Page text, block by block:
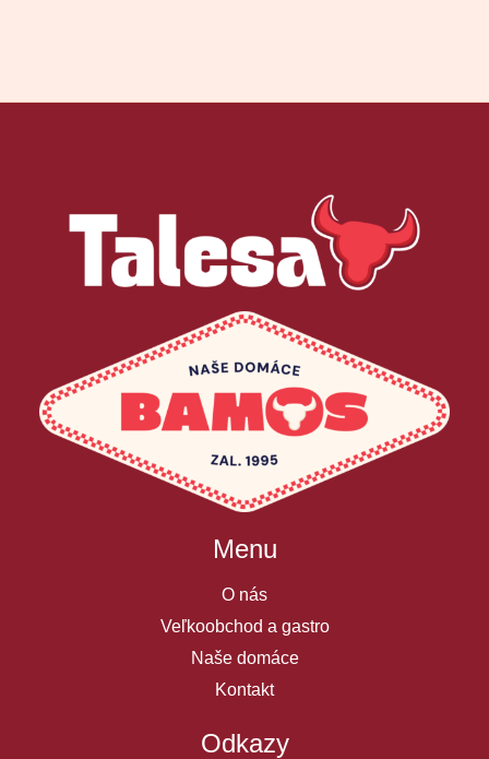
Menu
O nás
Veľkoobchod a gastro
Naše domáce
Kontakt
Odkazy